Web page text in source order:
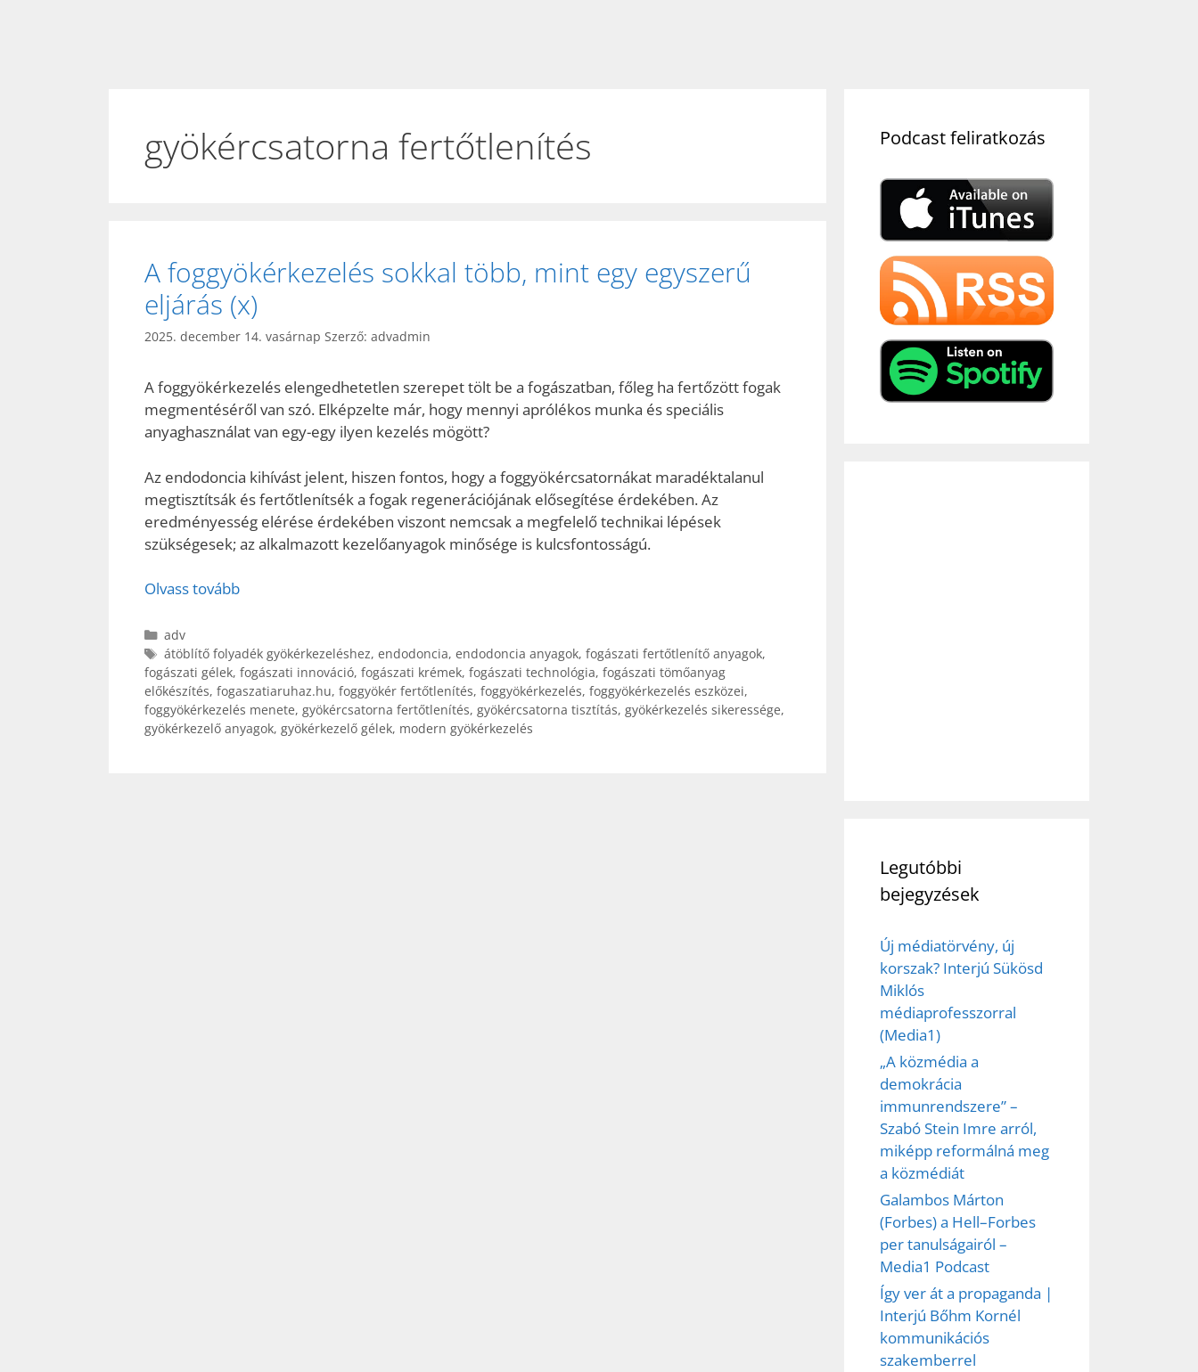
gyökércsatorna fertőtlenítés
A foggyökérkezelés sokkal több, mint egy egyszerű
eljárás (x)
2025. december 14. vasárnap Szerző: advadmin
A foggyökérkezelés elengedhetetlen szerepet tölt be a fogászatban, főleg ha fertőzött fogak
megmentéséről van szó. Elképzelte már, hogy mennyi aprólékos munka és speciális
anyaghasználat van egy-egy ilyen kezelés mögött?
Az endodoncia kihívást jelent, hiszen fontos, hogy a foggyökércsatornákat maradéktalanul
megtisztítsák és fertőtlenítsék a fogak regenerációjának elősegítése érdekében. Az
eredményesség elérése érdekében viszont nemcsak a megfelelő technikai lépések
szükségesek; az alkalmazott kezelőanyagok minősége is kulcsfontosságú.
Olvass tovább
Kategória
adv
Címkék
átöblítő folyadék gyökérkezeléshez, endodoncia, endodoncia anyagok, fogászati fertőtlenítő anyagok,
fogászati gélek, fogászati innováció, fogászati krémek, fogászati technológia, fogászati tömőanyag
előkészítés, fogaszatiaruhaz.hu, foggyökér fertőtlenítés, foggyökérkezelés, foggyökérkezelés eszközei,
foggyökérkezelés menete, gyökércsatorna fertőtlenítés, gyökércsatorna tisztítás, gyökérkezelés sikeressége,
gyökérkezelő anyagok, gyökérkezelő gélek, modern gyökérkezelés
Podcast feliratkozás
Legutóbbi
bejegyzések
Új médiatörvény, új
korszak? Interjú Sükösd
Miklós
médiaprofesszorral
(Media1)
„A közmédia a
demokrácia
immunrendszere” –
Szabó Stein Imre arról,
miképp reformálná meg
a közmédiát
Galambos Márton
(Forbes) a Hell–Forbes
per tanulságairól –
Media1 Podcast
Így ver át a propaganda |
Interjú Bőhm Kornél
kommunikációs
szakemberrel